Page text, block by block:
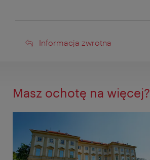
Informacja
Informacja zwrotna
Masz ochotę na więcej?